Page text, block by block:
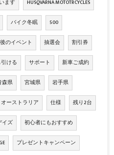
ます HUSQVARNA MOTOTRCYCLES
バイク冬眠 500
のイベント 抽選会 割引券
ける サポート 新車ご成約
森県 宮城県 岩手県
オーストラリア 仕様 残り2台
イズ 初心者にもおすすめ
プレゼントキャンペーン